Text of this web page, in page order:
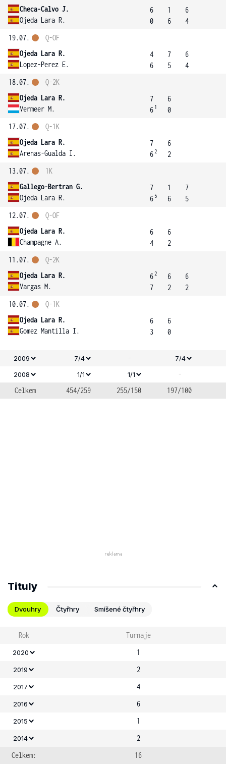
Checa-Calvo J.
Ojeda Lara R.
6
0
1
6
6
4
19.07.
Ojeda Lara R.
Lopez-Perez E.
Q-OF
4
6
7
5
6
4
18.07.
Ojeda Lara R.
Vermeer M.
Q-2K
7
6 1
6
0
17.07.
Ojeda Lara R.
Arenas-Gualda I.
Q-1K
7
62
6
2
13.07.
Gallego-Bertran G.
Ojeda Lara R.
1K
7
6 5
1
6
7
5
12.07.
Ojeda Lara R.
Champagne A.
Q-OF
6
4
6
2
11.07.
Ojeda Lara R.
Vargas M.
Q-2K
62
7
6
2
6
2
10.07.
Ojeda Lara R.
Gomez Mantilla I.
Q-1K
6
3
6
0
2009 7/4 -
7/4
2008
1/1 1/1
-
Celkem
454/259 255/150 197/100
Tituly
Dvouhry Čtyřhry Smíšené čtyřhry
Rok Turnaje
2020 1
2019 2
2017 4
2016 6
2015 1
2014
2
Celkem:
16